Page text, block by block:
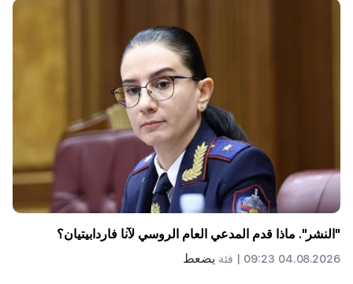
"النشر". ماذا قدم المدعي العام الروسي لآنا فاردابيتيان؟
04.08.2026 09:23 | فئة يضعط